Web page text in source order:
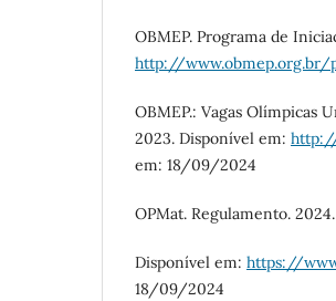
OBMEP. Programa de
http://www.obmep.org.br/
OBMEP.: Vagas Olímpicas
2023. Disponível em:
em: 18/09/2024
OPMat. Regulamento.
Disponível em: https://
18/09/2024